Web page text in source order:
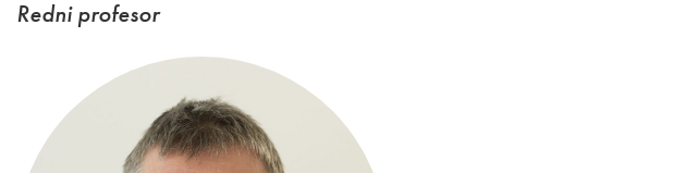
Redni profesor